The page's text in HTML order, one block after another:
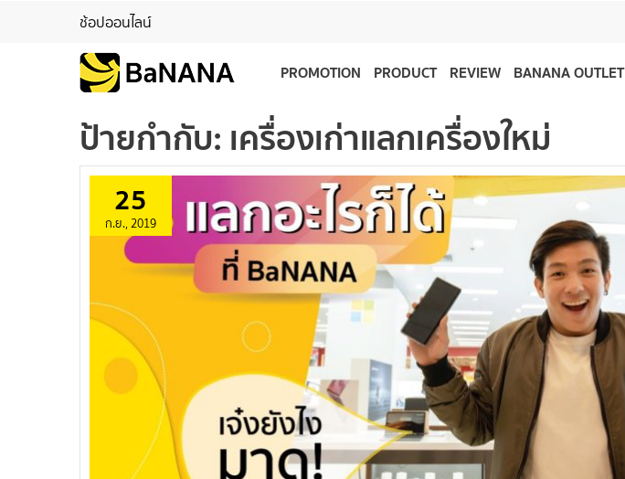
ช้อปออนไลน์
PROMOTION PRODUCT REVIEW BANANA OUTLET
ป้ายกำกับ: เครื่องเก่าแลกเครื่องใหม่
25
ก.ย., 2019